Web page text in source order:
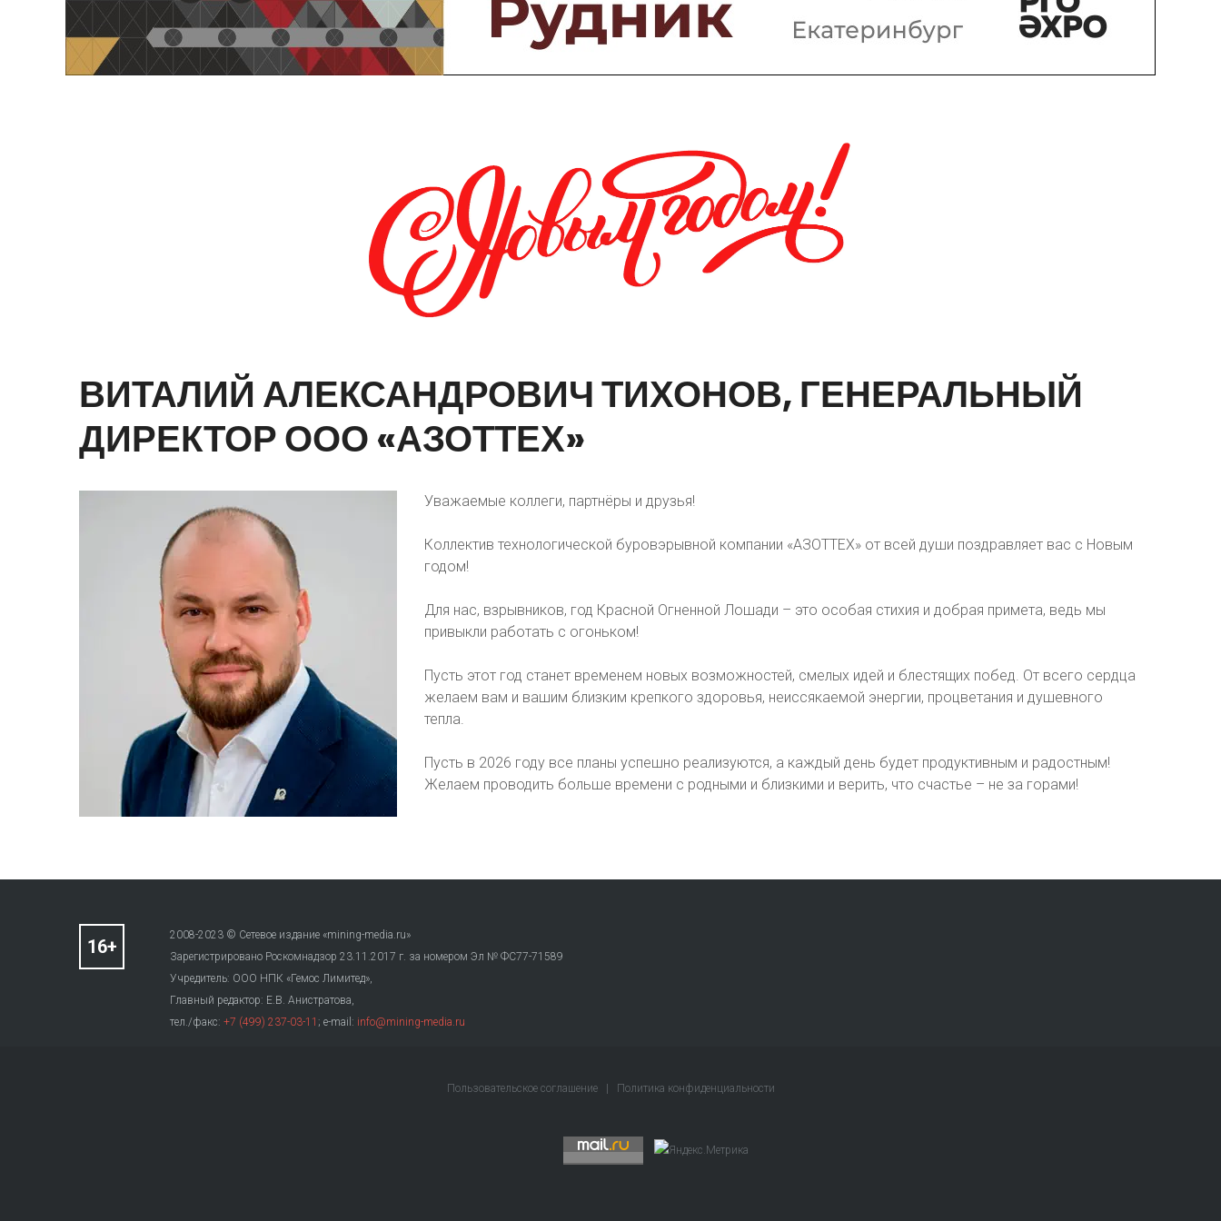
Предприятия и компании
Интервью
Выставки, Конференции
ВИТАЛИЙ АЛЕКСАНДРОВИЧТИХОНОВ,ГЕНЕРАЛЬНЫЙ
ДИРЕКТОРООО«АЗОТТЕХ»
Уважаемые коллеги, партнёры и друзья!
Коллектив технологической буровэрывной компании «АЗОТТЕХ» от всей души поздравляет вас с Новым
годом!
Для нас, взрывников, год Красной Огненной Лошади – это особая стихия и добрая примета, ведь мы
привыкли работать с огоньком!
Пусть этот год станет временем новых возможностей, смелых идей и блестящих побед. От всего сердца
желаем вам и вашим близким крепкого здоровья, неиссякаемой энергии, процветания и душевного
тепла.
Пусть в 2026 году все планы успешно реализуются, а каждый день будет продуктивным и радостным!
Желаем проводить больше времени с родными и близкими и верить, что счастье – не за горами!
2008-2023 © Сетевое издание «mining-media.ru»
Зарегистрировано Роскомнадзор 23.11.2017 г. за номером Эл № ФС77-71589
Учредитель: ООО НПК «Гемос Лимитед»,
Главный редактор: Е.В. Анистратова,
тел./факс: +7 (499) 237-03-11 ; e-mail: info@mining-media.ru
Пользовательское соглашение Политика конфиденциальности